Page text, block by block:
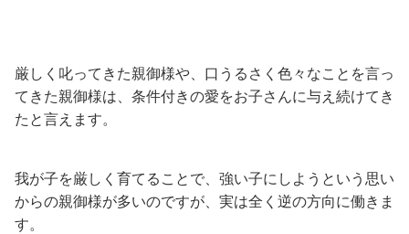
厳しく叱ってきた親御様や、口うるさく色々なことを言っ
てきた親御様は、条件付きの愛をお子さんに与え続けてき
たと言えます。
我が子を厳しく育てることで、強い子にしようという思い
からの親御様が多いのですが、実は全く逆の方向に働きま
す。